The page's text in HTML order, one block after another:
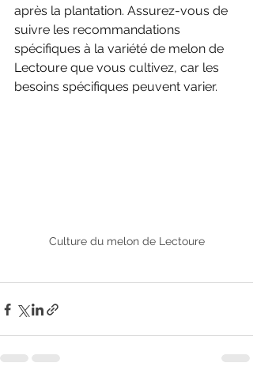
après la plantation. Assurez-vous de
suivre les recommandations
spécifiques à la variété de melon de
Lectoure que vous cultivez, car les
besoins spécifiques peuvent varier.
Culture du melon de Lectoure